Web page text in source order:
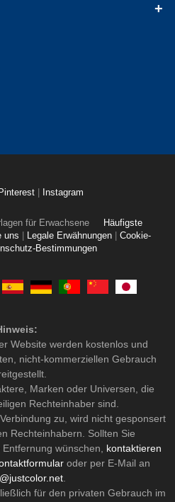
+
Pinterest Instagram
für Erwachsene
Häufigste
uns Legale Erwähnungen
Cookie-
Bestimmungen
Website werden kostenlos und
nicht-kommerziellen Gebrauch
Marken oder Universen, die
Rechteinhaber sind.
zu, wird nicht gesponsert
Rechteinhabern. Sollten Sie
wünschen, kontaktieren
oder per E-Mail an
.
für den privaten Gebrauch im